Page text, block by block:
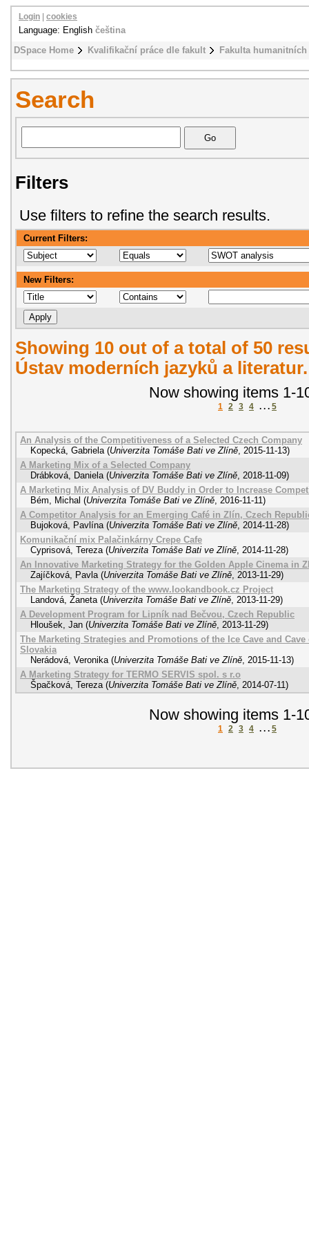
DSpace Home Kvalifikační práce dle fakult Fakulta
Login cookies
Language: English čeština
Search
Filters
Use filters to refine the search results.
Current Filters:
New Filters:
Showing 10 out of a total of 50
Ústav moderních jazyků a
Now showing items 1-
1 2 3 4 . . . 5
An Analysis of the Competitiveness of a Selected Czech Company
Kopecká, Gabriela (Univerzita Tomáše Bati ve Zlíně 2015-11-13)
A Marketing Mix of a Selected Company
Drábková, Daniela (Univerzita Tomáše Bati ve Zlíně 2018-11-09)
A Marketing Mix Analysis of DV Buddy in Order to Increase
Bém, Michal (Univerzita Tomáše Bati ve Zlíně 2016-11-11)
A Competitor Analysis for an Emerging Café in Zlín, Czech
Bujoková, Pavlína (Univerzita Tomáše Bati ve Zlíně 2014-11-28)
Komunikační mix Palačinkárny Crepe Cafe
Cyprisová, Tereza (Univerzita Tomáše Bati ve Zlíně 2014-11-28)
An Innovative Marketing Strategy for the Golden Apple Cinema in
Zajíčková, Pavla (Univerzita Tomáše Bati ve Zlíně 2013-11-29)
The Marketing Strategy of the www.lookandbook.cz Project
Landová, Žaneta (Univerzita Tomáše Bati ve Zlíně 2013-11-29)
A Development Program for Lipník nad Bečvou, Czech Republic
Hloušek, Jan (Univerzita Tomáše Bati ve Zlíně 2013-11-29)
The Marketing Strategies and Promotions of the Ice Cave and
Slovakia
Nerádová, Veronika (Univerzita Tomáše Bati ve Zlíně 2015-11-13)
A Marketing Strategy for TERMO SERVIS spol. s r.o
Špačková, Tereza (Univerzita Tomáše Bati ve Zlíně 2014-07-11)
Now showing items 1-
1 2 3 4 . . . 5